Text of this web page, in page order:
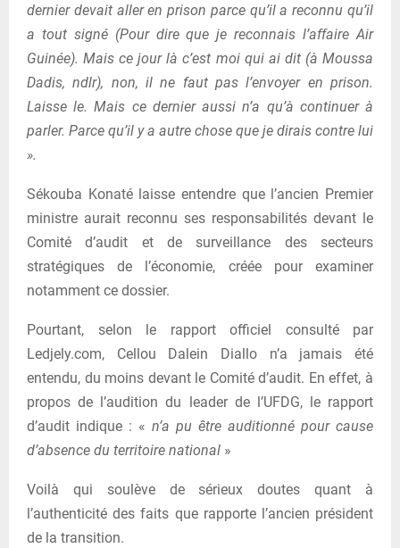
dernier devait aller en prison parce qu’il a reconnu qu’il
a tout signé (Pour dire que je reconnais l’affaire Air
Guinée). Mais ce jour là c’est moi qui ai dit (à Moussa
Dadis, ndlr), non, il ne faut pas l’envoyer en prison.
Laisse le. Mais ce dernier aussi n’a qu’à continuer à
parler. Parce qu’il y a autre chose que je dirais contre lui
».
Sékouba Konaté laisse entendre que l’ancien Premier
ministre aurait reconnu ses responsabilités devant le
Comité d’audit et de surveillance des secteurs
stratégiques de l’économie, créée pour examiner
notamment ce dossier.
Pourtant, selon le rapport officiel consulté par
Ledjely.com, Cellou Dalein Diallo n’a jamais été
entendu, du moins devant le Comité d’audit. En effet, à
propos de l’audition du leader de l’UFDG, le rapport
d’audit indique : « n’a pu être auditionné pour cause
d’absence du territoire national »
Voilà qui soulève de sérieux doutes quant à
l’authenticité des faits que rapporte l’ancien président
de la transition.